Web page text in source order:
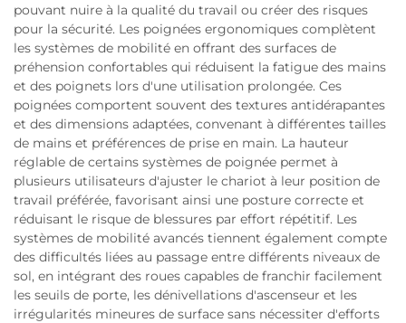
pouvant nuire à la qualité du travail ou créer des risques
pour la sécurité. Les poignées ergonomiques complètent
les systèmes de mobilité en offrant des surfaces de
préhension confortables qui réduisent la fatigue des mains
et des poignets lors d'une utilisation prolongée. Ces
poignées comportent souvent des textures antidérapantes
et des dimensions adaptées, convenant à différentes tailles
de mains et préférences de prise en main. La hauteur
réglable de certains systèmes de poignée permet à
plusieurs utilisateurs d'ajuster le chariot à leur position de
travail préférée, favorisant ainsi une posture correcte et
réduisant le risque de blessures par effort répétitif. Les
systèmes de mobilité avancés tiennent également compte
des difficultés liées au passage entre différents niveaux de
sol, en intégrant des roues capables de franchir facilement
les seuils de porte, les dénivellations d'ascenseur et les
irrégularités mineures de surface sans nécessiter d'efforts